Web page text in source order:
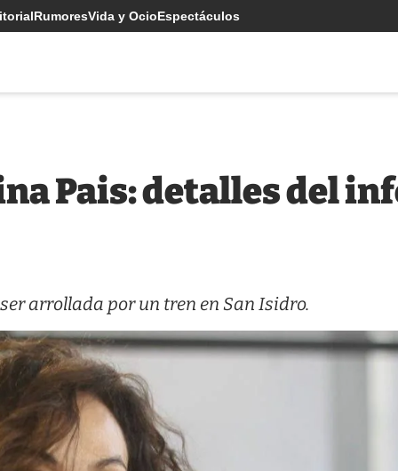
RumoresVida y OcioEspectáculos
Pais: detalles del
arrollada por un tren en San Isidro.